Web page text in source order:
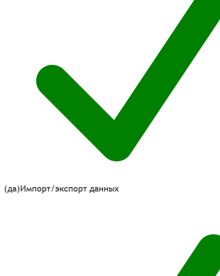
(да)Импорт/экспорт данных